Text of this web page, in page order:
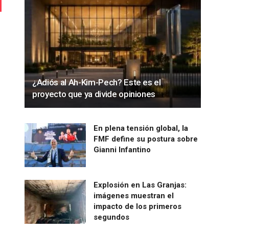
¿Adiós al Ah-Kim-Pech? Este es el
proyecto que ya divide opiniones
En plena tensión global, la
FMF define su postura sobre
Gianni Infantino
Explosión en Las Granjas:
imágenes muestran el
impacto de los primeros
segundos